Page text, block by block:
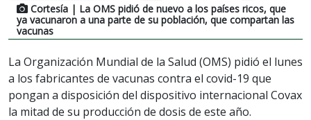
Cortesía | La OMS pidió de nuevo a los países ricos, que
ya vacunaron a una parte de su población, que compartan las
vacunas
La Organización Mundial de la Salud (OMS) pidió el lunes
a los fabricantes de vacunas contra el covid-19 que
pongan a disposición del dispositivo internacional Covax
la mitad de su producción de dosis de este año.